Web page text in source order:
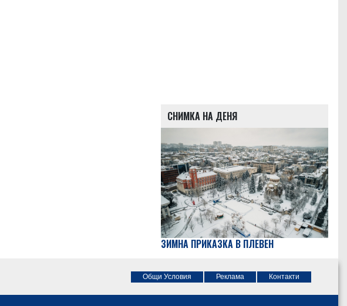
СНИМКА НА ДЕНЯ
ЗИМНА ПРИКАЗКА В ПЛЕВЕН
Общи Условия Реклама Контакти